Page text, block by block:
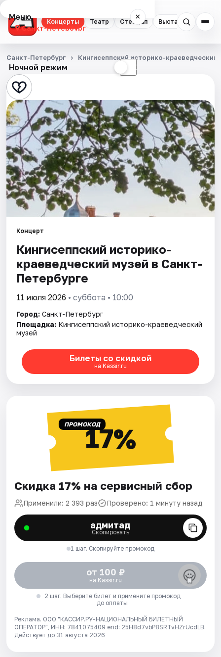
Концерты Театр Стендап Выставки
Меню ×
Санкт-Петербург
Концерты
Театр
Стендап
Выставки
Квесты
Экскурсии
Спорт
События
Города
Площадки
Артисты
Рейтинги
Ночной режим ☾
Санкт-Петербург Кингисеппский историко-краеведческий
Концерт
Кингисеппский историко-
краеведческий музей в Санкт-
Петербурге
11 июля 2026 • суббота • 10:00
Город: Санкт-Петербург
Площадка: Кингисеппский историко-краеведческий
музей
Билеты со скидкой
на Kassir.ru
ПРОМОКОД17%
Скидка 17% на сервисный сбор
Применили: 2 393 раз Проверено: 1 минуту назад
адмитад
Скопировать
1 шаг. Скопируйте промокод
от 100 ₽
на Kassir.ru
2 шаг. Выберите билет и примените промокод
до оплаты
Реклама. ООО "КАССИР.РУ-НАЦИОНАЛЬНЫЙ БИЛЕТНЫЙ
ОПЕРАТОР", ИНН: 7841075409 erid: 25H8d7vbP8SRTvHZrUcdLB.
Действует до 31 августа 2026